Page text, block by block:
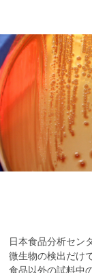
日本食品分析セン
微生物の検出だけ
食品以外の試料中